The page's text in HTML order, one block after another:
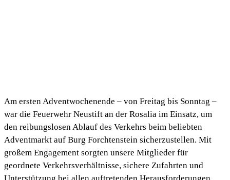
Am ersten Adventwochenende – von Freitag bis Sonntag –
war die Feuerwehr Neustift an der Rosalia im Einsatz, um
den reibungslosen Ablauf des Verkehrs beim beliebten
Adventmarkt auf Burg Forchtenstein sicherzustellen. Mit
großem Engagement sorgten unsere Mitglieder für
geordnete Verkehrsverhältnisse, sichere Zufahrten und